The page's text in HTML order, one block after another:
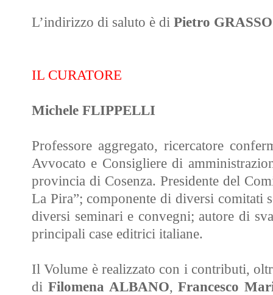
L’indirizzo di saluto è di Pietro GRASSO
IL CURATORE
Michele FLIPPELLI
Professore aggregato, ricercatore
Avvocato e Consigliere di
provincia di Cosenza. Presidente del
La Pira”; componente di diversi comitati
diversi seminari e convegni; autore di
principali case editrici italiane.
Il Volume è realizzato con i contributi,
di Filomena ALBANO,Francesco